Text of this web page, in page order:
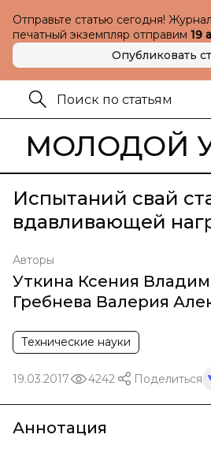
Отправьте статью сегодня!
печатный экземпляр отправим 19
Опубликовать
МОЛОДОЙ
Испытаний свай
вдавливающей
Авторы
Уткина Ксения
Гребнева Валерия
Технические науки
19.03.2017 4242 Поделиться
Аннотация